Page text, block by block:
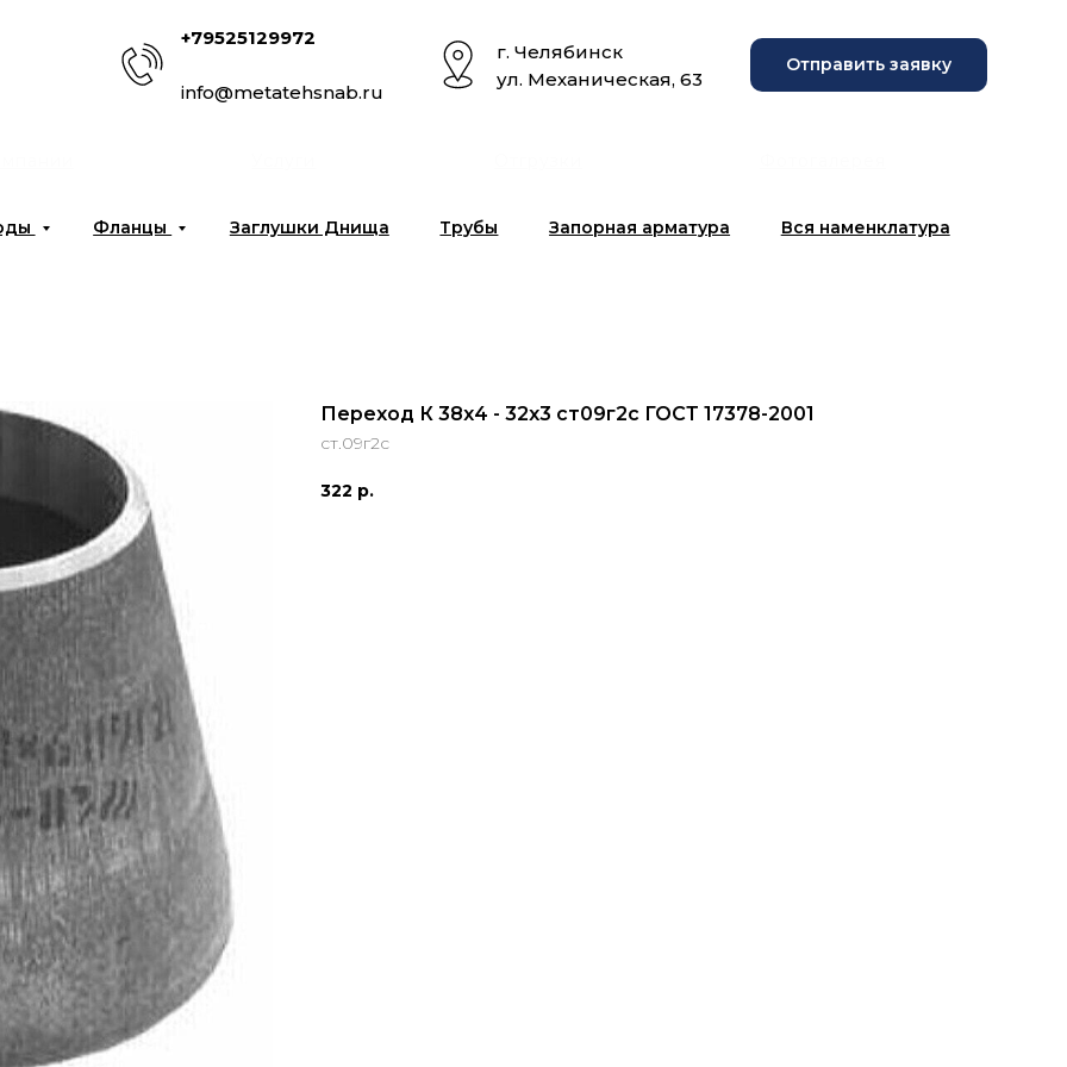
+79525129972
info@metatehsnab.ru
г. Челябинск
ул. Механическая, 63
Отправить заявку
Фланцы Заглушки Днища Трубы Запорная арматура Вся наменклатура
Переход К 38х4 - 32х3 ст09г2с ГОСТ 17378-2001
ст.09г2с
322 р.